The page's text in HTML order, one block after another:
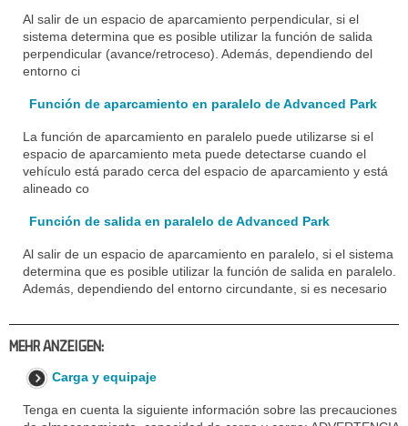
Al salir de un espacio de aparcamiento perpendicular, si el
sistema determina que es posible utilizar la función de salida
perpendicular (avance/retroceso). Además, dependiendo del
entorno ci
Función de aparcamiento en paralelo de Advanced Park
La función de aparcamiento en paralelo puede utilizarse si el
espacio de aparcamiento meta puede detectarse cuando el
vehículo está parado cerca del espacio de aparcamiento y está
alineado co
Función de salida en paralelo de Advanced Park
Al salir de un espacio de aparcamiento en paralelo, si el sistema
determina que es posible utilizar la función de salida en paralelo.
Además, dependiendo del entorno circundante, si es necesario
MEHR ANZEIGEN:
Carga y equipaje
Tenga en cuenta la siguiente información sobre las precauciones